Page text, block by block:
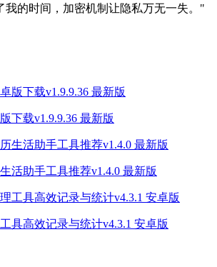
我的时间，加密机制让隐私万无一失。"
下载v1.9.9.36 最新版
活助手工具推荐v1.4.0 最新版
具高效记录与统计v4.3.1 安卓版